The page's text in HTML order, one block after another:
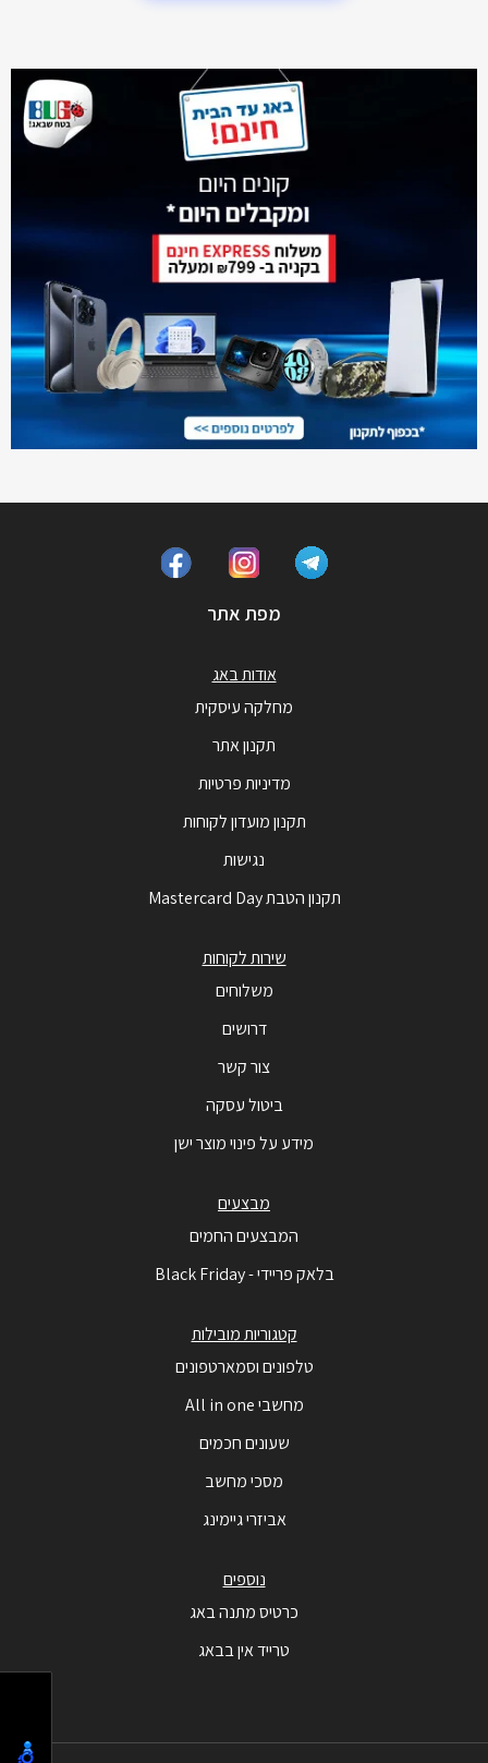
מפת אתר
אודות באג
מחלקה עיסקית
תקנון אתר
מדיניות פרטיות
תקנון מועדון לקוחות
נגישות
תקנון הטבת Mastercard Day
שירות לקוחות
משלוחים
דרושים
צור קשר
ביטול עסקה
מידע על פינוי מוצר ישן
מבצעים
המבצעים החמים
בלאק פריידי - Black Friday
קטגוריות מובילות
טלפונים וסמארטפונים
מחשבי All in one
שעונים חכמים
מסכי מחשב
אביזרי גיימינג
נוספים
כרטיס מתנה באג
טרייד אין בבאג